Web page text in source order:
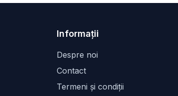
Informații
Despre noi
Contact
Termeni și condiții